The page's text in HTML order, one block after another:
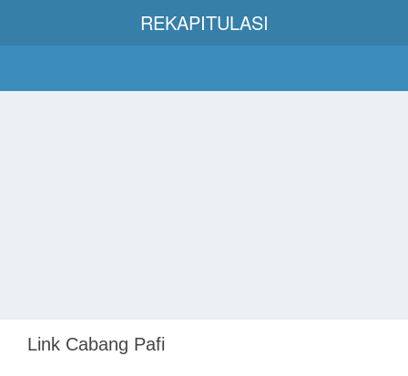
REKAPITULASI
Link Cabang Pafi